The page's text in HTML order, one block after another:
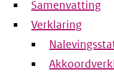
Samenvatting
Verklaring